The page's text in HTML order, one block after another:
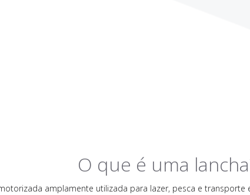
O que é uma
amplamente utilizada para lazer, pesca e transporte